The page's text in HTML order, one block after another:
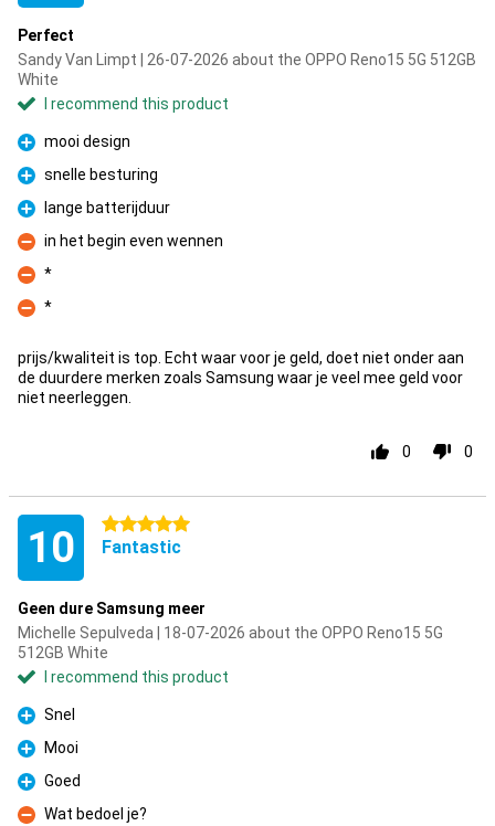
Perfect
Sandy Van Limpt | 26-07-2026 about the OPPO Reno15 5G 512GB
White
I recommend this product
Pro
mooi design
Pro
snelle besturing
Pro
lange batterijduur
Con
in het begin even wennen
Con
*
Con
*
prijs/kwaliteit is top. Echt waar voor je geld, doet niet onder aan
de duurdere merken zoals Samsung waar je veel mee geld voor
niet neerleggen.
0 0
10 5 stars
Fantastic
Geen dure Samsung meer
Michelle Sepulveda | 18-07-2026 about the OPPO Reno15 5G
512GB White
I recommend this product
Pro
Snel
Pro
Mooi
Pro
Goed
Wat bedoel je?